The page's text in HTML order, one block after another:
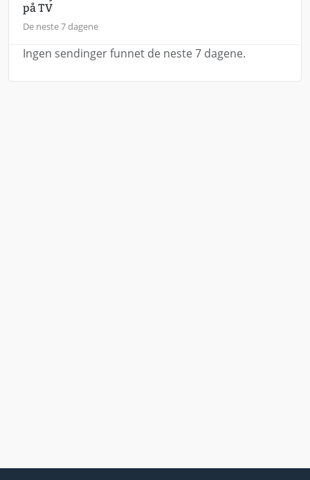
på TV
De neste 7 dagene
Ingen sendinger funnet de neste 7 dagene.